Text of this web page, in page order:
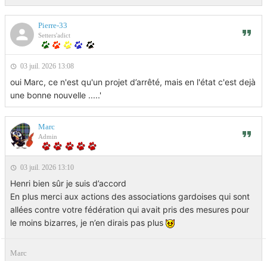
Pierre-33
Setters'adict
03 juil. 2026 13:08
oui Marc, ce n'est qu'un projet d’arrêté, mais en l'état c'est dejà
une bonne nouvelle .....'
Marc
Admin
03 juil. 2026 13:10
Henri bien sûr je suis d’accord
En plus merci aux actions des associations gardoises qui sont
allées contre votre fédération qui avait pris des mesures pour
le moins bizarres, je n’en dirais pas plus
Marc